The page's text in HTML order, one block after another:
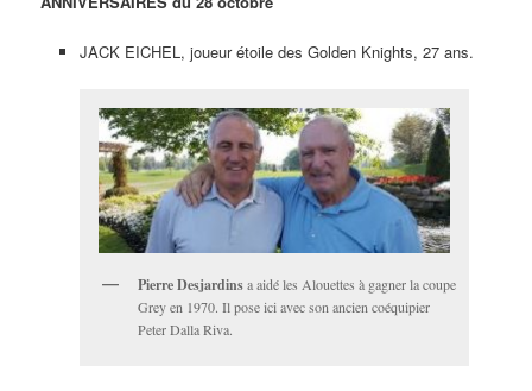
JACK EICHEL, joueur étoile des Golden Knights, 27 ans.
Pierre Desjardinsa aidé les Alouettes à gagner la coupe
Grey en 1970. Il pose ici avec son ancien coéquipier
Peter Dalla Riva.